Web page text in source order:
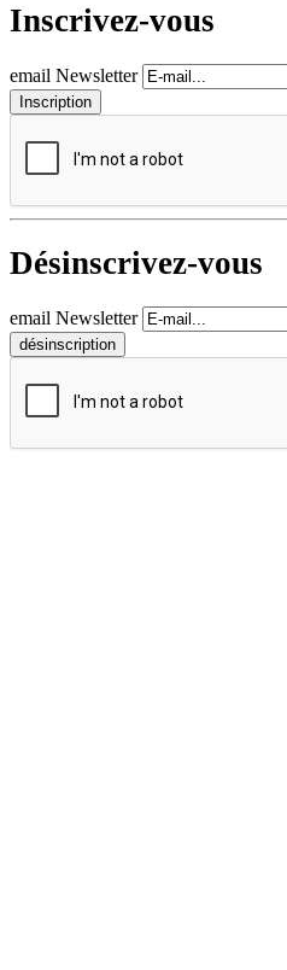
Inscrivez-vous
email Newsletter
Désinscrivez-vous
email Newsletter